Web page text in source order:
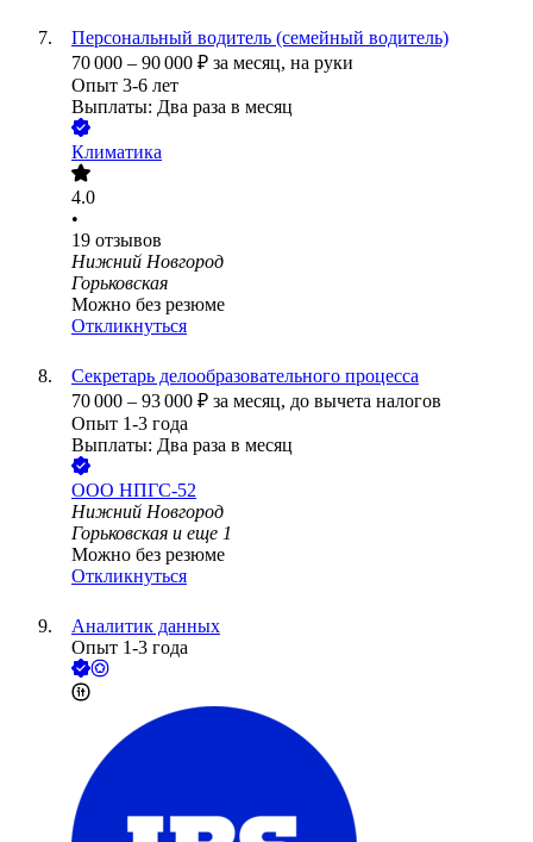
Персональный водитель (семейный водитель)
70 000 – 90 000 ₽ за месяц, на руки
Опыт 3-6 лет
Выплаты: Два раза в месяц
Климатика
4.0
•
19 отзывов
Нижний Новгород
Горьковская
Можно без резюме
Откликнуться
Секретарь делообразовательного процесса
70 000 – 93 000 ₽ за месяц, до вычета налогов
Опыт 1-3 года
Выплаты: Два раза в месяц
ООО НПГС-52
Нижний Новгород
Горьковская и еще 1
Можно без резюме
Откликнуться
Аналитик данных
Опыт 1-3 года